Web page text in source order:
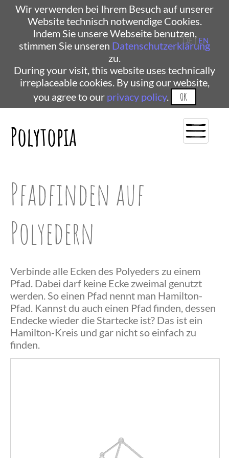
Wir verwenden bei Ihrem Besuch auf unserer
Website technisch notwendige Cookies.
Indem Sie unsere Webseite benutzen,
stimmen Sie unseren Datenschutzerklärung
zu.
During your visit, this website uses technically
irreplaceable cookies. By using our website,
you agree to our privacy policy. OK
Polytopia
DE | EN
Pfadfinden auf
Polyedern
Verbinde alle Ecken des Polyeders zu einem
Pfad. Dabei darf keine Ecke zweimal genutzt
werden. So einen Pfad nennt man Hamilton-
Pfad. Kannst du auch einen Pfad finden, dessen
Endecke wieder die Startecke ist? Das ist ein
Hamilton-Kreis und gar nicht so einfach zu
finden.
Glückwunsch,
Herzlichen
Glückwunsch,